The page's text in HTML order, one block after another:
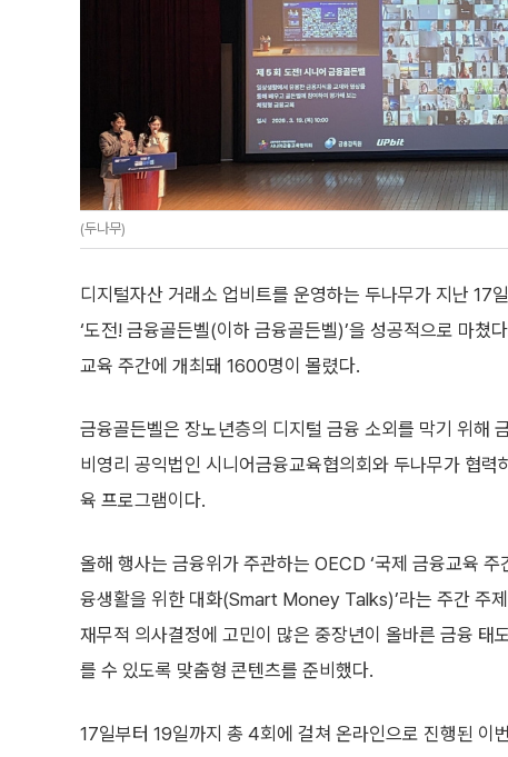
(두나무)
디지털자산 거래소 업비트를 운영하는 두나무가 지난 17
‘도전! 금융골든벨(이하 금융골든벨)’을 성공적으로 마
교육 주간에 개최돼 1600명이 몰렸다.
금융골든벨은 장노년층의 디지털 금융 소외를 막기 위해
비영리 공익법인 시니어금융교육협의회와 두나무가 협력
육 프로그램이다.
올해 행사는 금융위가 주관하는 OECD ‘국제 금융교육 주
융생활을 위한 대화(Smart Money Talks)’라는 주간 주
재무적 의사결정에 고민이 많은 중장년이 올바른 금융 태
를 수 있도록 맞춤형 콘텐츠를 준비했다.
17일부터 19일까지 총 4회에 걸쳐 온라인으로 진행된